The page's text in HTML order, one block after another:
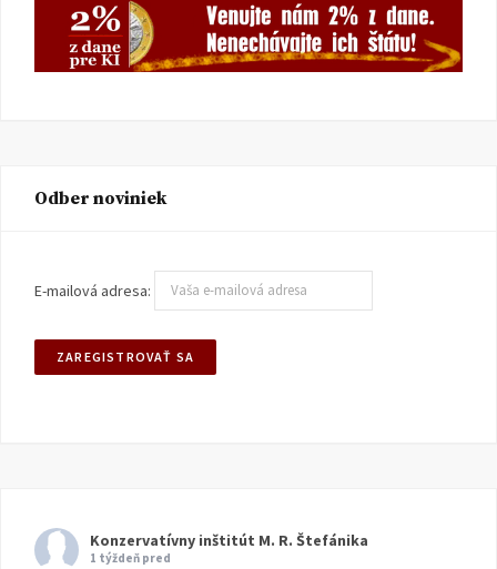
Odber noviniek
E-mailová adresa:
Konzervatívny inštitút M. R. Štefánika
1 týždeň pred